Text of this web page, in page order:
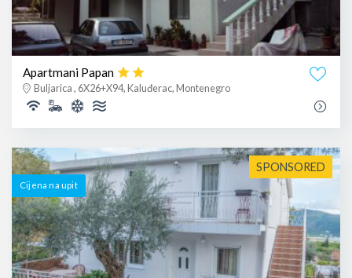
Apartmani Papan
Buljarica , 6X26+X94, Kaluđerac, Montenegro
SPONSORED
Cijena na upit